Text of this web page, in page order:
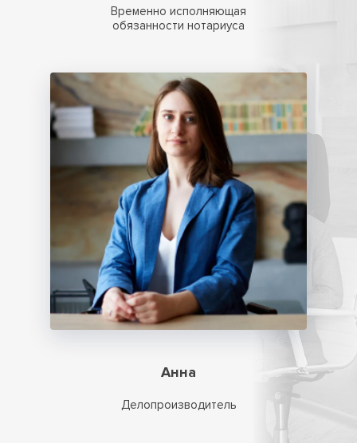
Временно исполняющая
обязанности нотариуса
Анна
Делопроизводитель